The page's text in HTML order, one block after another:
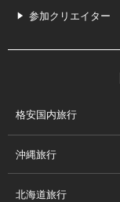
参加クリエイター
格安国内旅行
沖縄旅行
北海道旅行